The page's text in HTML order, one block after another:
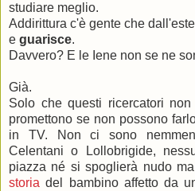
studiare meglio.
Addirittura c'è gente che
e guarisce.
Davvero? E le Iene non se ne
Già.
Solo che questi ricercatori
promettono se non possono
in TV. Non ci sono
Celentani o Lollobrigide,
piazza né si spoglierà nudo
storia del bambino affetto da